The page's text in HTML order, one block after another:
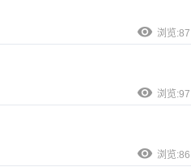
浏览:87
浏览:97
浏览:86